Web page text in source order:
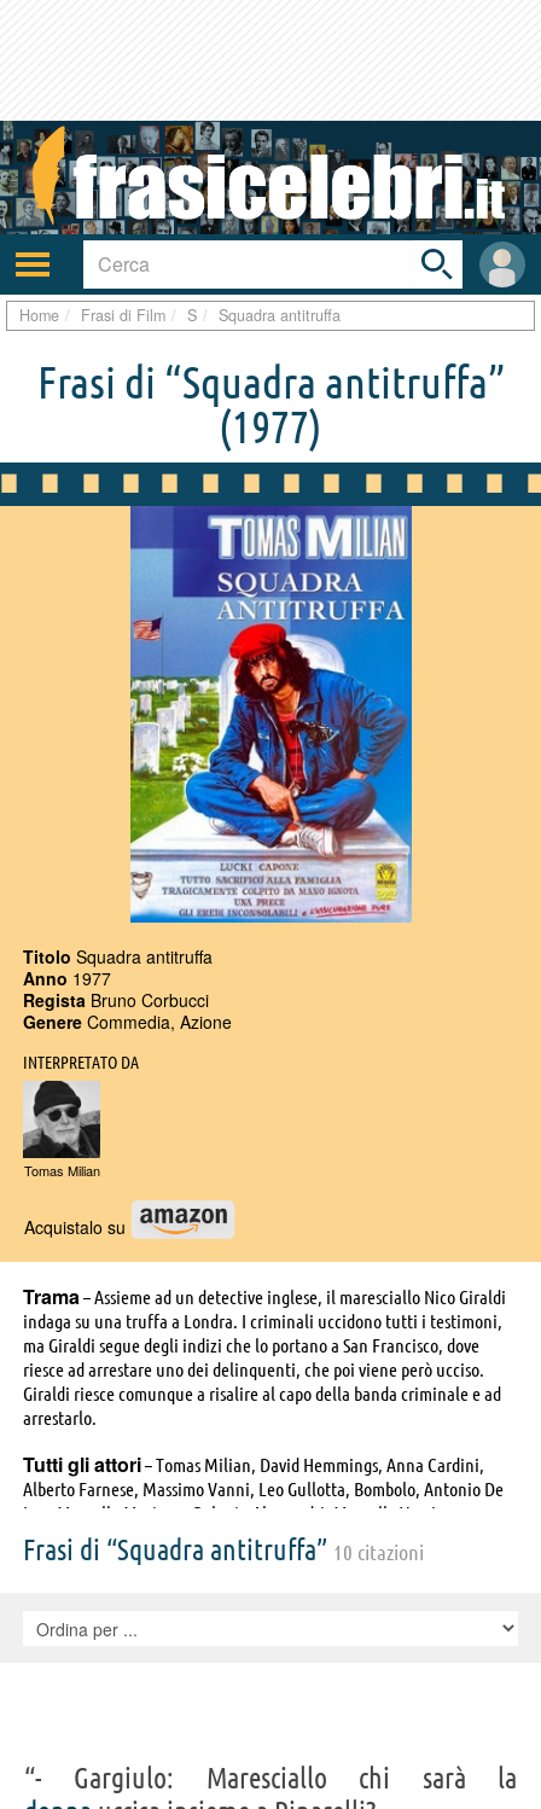
Attiva/disattiva
navigazione
User
area
Toggle
search
bar
Home Frasi di Film S Squadra antitruffa
Frasi di “Squadra antitruffa”
(1977)
Titolo Squadra antitruffa
Anno 1977
Regista Bruno Corbucci
Genere Commedia, Azione
INTERPRETATO DA
Tomas Milian
Acquistalo su
Trama – Assieme ad un detective inglese, il maresciallo Nico Giraldi
indaga su una truffa a Londra. I criminali uccidono tutti i testimoni,
ma Giraldi segue degli indizi che lo portano a San Francisco, dove
riesce ad arrestare uno dei delinquenti, che poi viene però ucciso.
Giraldi riesce comunque a risalire al capo della banda criminale e ad
arrestarlo.
Tutti gli attori– Tomas Milian, David Hemmings, Anna Cardini,
Alberto Farnese, Massimo Vanni, Leo Gullotta, Bombolo, Antonio De
Leo, Marcello Martana, Roberto Alessandri, Marcello Verziera,
Nazzareno Natale, Giancarlo Badessi, Roberto Messina, Marco Tulli,
Giovanni Attanasio, Omero Capanna, Andrea Aureli, , Francesco
Benito Pacifico, Mimmo Poli, Carmelo Reale, Attilio Severini, Vanda
Frasi di “Squadra antitruffa” 10 citazioni
“- Gargiulo: Maresciallo chi sarà la